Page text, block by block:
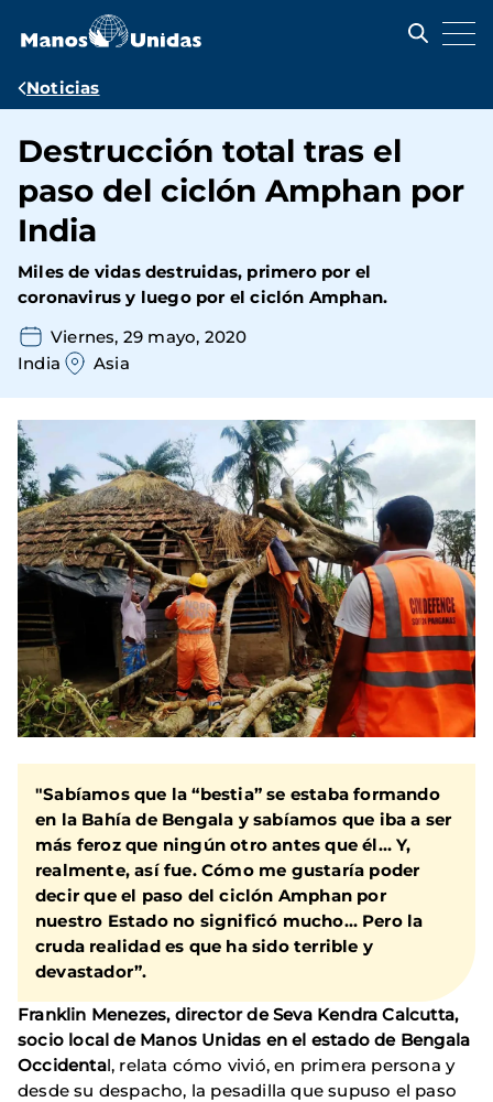
contenido
Ruta
navegación
Noticias
Destrucción total tras el
paso del ciclón Amphan por
India
Miles de vidas destruidas, primero por el
coronavirus y luego por el ciclón Amphan.
Viernes, 29 mayo, 2020
India
Asia
"Sabíamos que la “bestia” se estaba formando
en la Bahía de Bengala y sabíamos que iba a ser
más feroz que ningún otro antes que él… Y,
realmente, así fue. Cómo me gustaría poder
decir que el paso del ciclón Amphan por
nuestro Estado no significó mucho… Pero la
cruda realidad es que ha sido terrible y
devastador”.
Franklin Menezes, director de Seva Kendra Calcutta,
socio local de Manos Unidas en el estado de Bengala
Occidental, relata cómo vivió, en primera persona y
desde su despacho, la pesadilla que supuso el paso